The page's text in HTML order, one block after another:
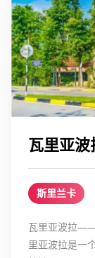
瓦里亚波
斯里兰卡
瓦里亚波拉——
里亚波拉是一